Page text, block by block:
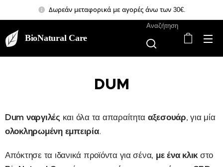
Δωρεάν μεταφορικά με αγορές άνω των 30€.
BioNatural Care
Αναζήτηση
DUM
Dum ναργιλές και όλα τα απαραίτητα αξεσουάρ, για μία
ολοκληρωμένη εμπειρία.
Απόκτησε τα ιδανικά προϊόντα για σένα, με ένα κλικστο